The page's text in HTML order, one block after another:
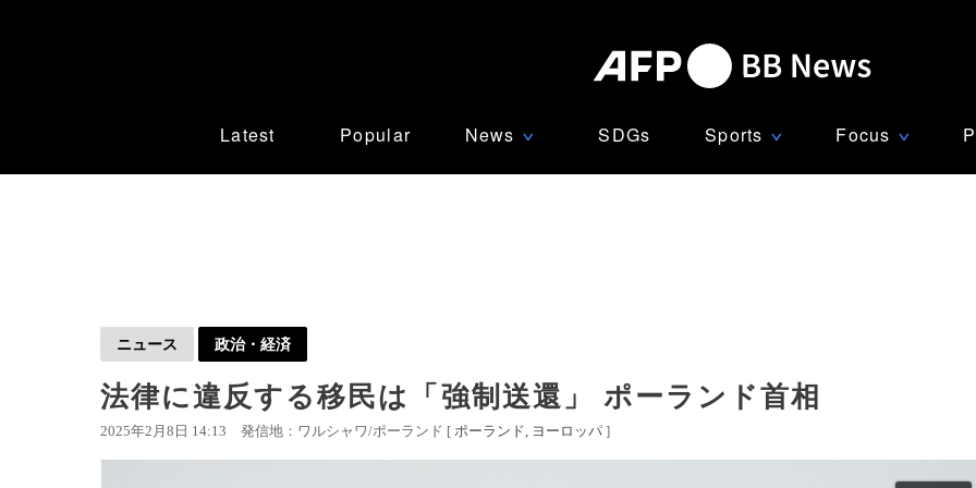
Latest Popular News ∨ SDGs Sports ∨ Focus ∨
ニュース 政治・経済
法律に違反する移民は「強制送還」 ポーランド首相
2025年2月8日 14:13 発信地：ワルシャワ/ポーランド [ ポーランド ヨーロッパ ]